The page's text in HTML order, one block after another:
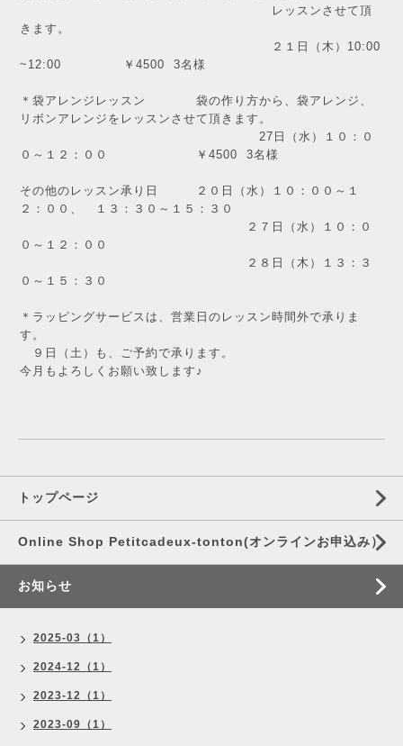
レッスンさせて頂
きます。
２１日（木）10:00
~12:00 ￥4500 3名様
＊袋アレンジレッスン 袋の作り方から、袋アレンジ、
リボンアレンジをレッスンさせて頂きます。
27日（水）１０：０
０～１２：００ ￥4500 3名様
その他のレッスン承り日 ２０日（水）１０：００～１
２：００、 １３：３０～１５：３０
２７日（水）１０：０
０～１２：００
２８日（木）１３：３
０～１５：３０
＊ラッピングサービスは、営業日のレッスン時間外で承りま
す。
９日（土）も、ご予約で承ります。
今月もよろしくお願い致します♪
トップページ
Online Shop Petitcadeux-tonton(オンラインお申込み）
お知らせ
2025-03（1）
2024-12（1）
2023-12（1）
2023-09（1）